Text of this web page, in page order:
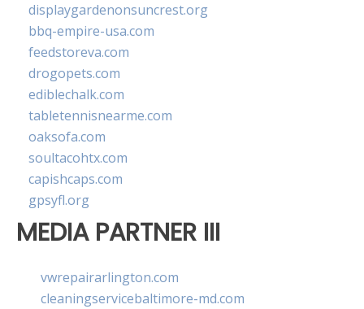
displaygardenonsuncrest.org
bbq-empire-usa.com
feedstoreva.com
drogopets.com
ediblechalk.com
tabletennisnearme.com
oaksofa.com
soultacohtx.com
capishcaps.com
gpsyfl.org
MEDIA PARTNER III
vwrepairarlington.com
cleaningservicebaltimore-md.com